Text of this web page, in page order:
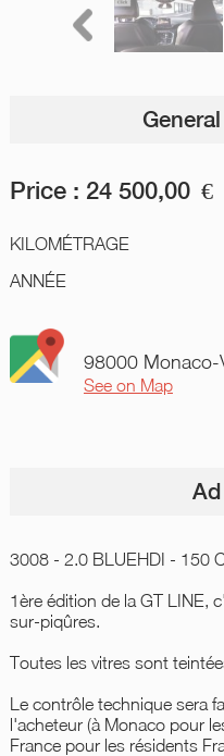
Price : 24 500,00 €
KILOMÉTRAGE
ANNÉE
98000 Monaco-
See on Map
3008 - 2.0 BLUEHDI - 150
1ère édition de la GT LINE,
sur-piqûres.
Toutes les vitres sont
Le contrôle technique sera
l'acheteur (à Monaco pour
France pour les résidents